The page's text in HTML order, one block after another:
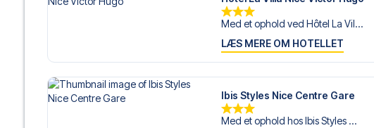
Med et ophold ved Hôtel La Vil...
LÆS MERE OM HOTELLET
Ibis Styles Nice Centre Gare
Med et ophold hos Ibis Styles ...